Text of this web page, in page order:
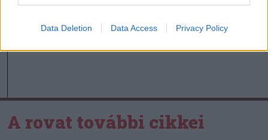
Data Deletion Data Access Privacy Policy
menjünk!
A rovat további cikkei